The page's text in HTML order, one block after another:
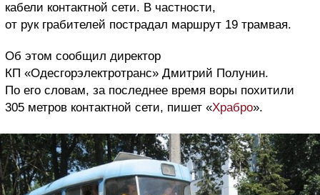
кабели контактной сети. В частности,
от рук грабителей пострадал маршрут 19 трамвая.
Об этом сообщил директор
КП «Одесгорэлектротранс» Дмитрий Полунин.
По его словам, за последнее время воры похитили
305 метров контактной сети, пишет «Храбро».